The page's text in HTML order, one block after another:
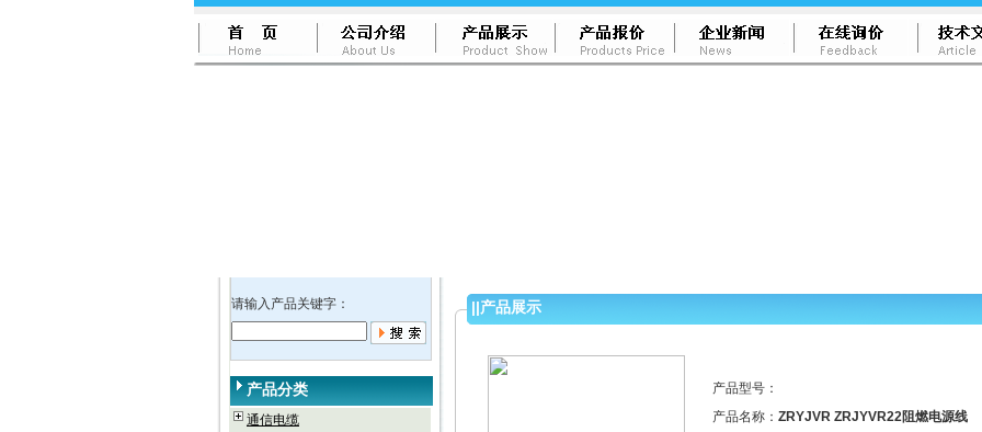
请输入产品关键字：
产品分类
通信电缆
||产品展示
产品型号：
产品名称： ZRYJVR ZRJYVR22阻燃电源线